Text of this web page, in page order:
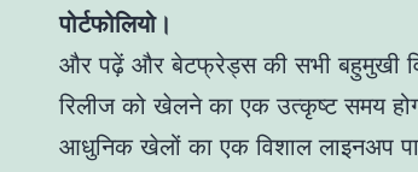
पोर्टफोलियो।
और पढ़ें और बेटफ्रेड्स की सभी बहुमुखी
रिलीज को खेलने का एक उत्कृष्ट समय
आधुनिक खेलों का एक विशाल लाइनअप